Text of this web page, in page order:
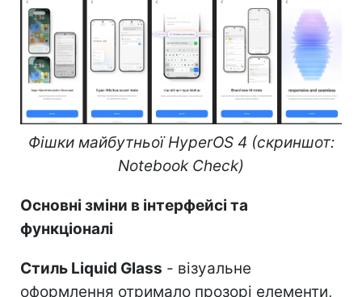
Фішки майбутньої HyperOS 4 (скриншот:
Notebook Check)
Основні зміни в інтерфейсі та
функціоналі
Стиль Liquid Glass - візуальне
оформлення отримало прозорі елементи,